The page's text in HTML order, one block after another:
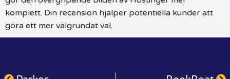
komplett. Din recension hjälper potentiella kunder att
göra ett mer välgrundat val.